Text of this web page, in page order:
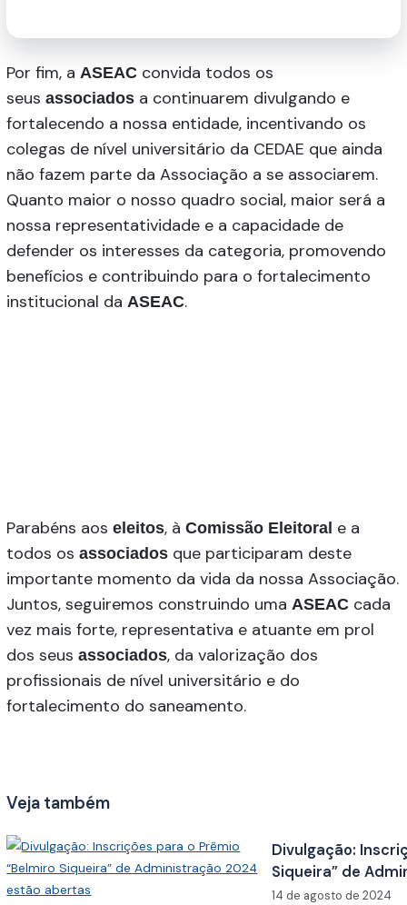
Por fim, aASEAC convida todos os
seusassociados a continuarem divulgando e
fortalecendo a nossa entidade, incentivando os
colegas de nível universitário da CEDAE que ainda
não fazem parte da Associação a se associarem.
Quanto maior o nosso quadro social, maior será a
nossa representatividade e a capacidade de
defender os interesses da categoria, promovendo
benefícios e contribuindo para o fortalecimento
institucional daASEAC.
Parabéns aoseleitos, àComissão Eleitoral e a
todos osassociados que participaram deste
importante momento da vida da nossa Associação.
Juntos, seguiremos construindo umaASEAC cada
vez mais forte, representativa e atuante em prol
dos seusassociados, da valorização dos
profissionais de nível universitário e do
fortalecimento do saneamento.
Veja também
Divulgação:
Siqueira” de
14 de agosto de 2024